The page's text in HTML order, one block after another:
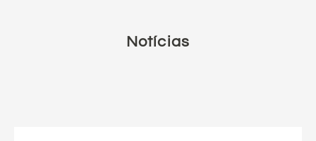
Notícias